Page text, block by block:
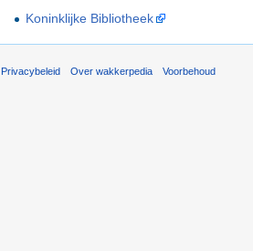
Koninklijke Bibliotheek
Privacybeleid Over wakkerpedia Voorbehoud